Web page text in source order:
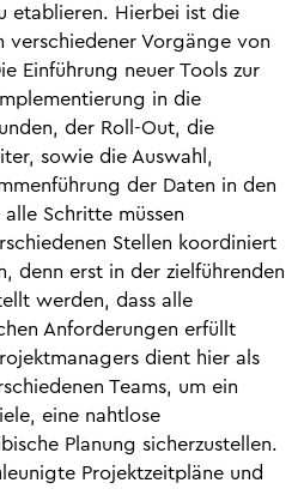
etablieren. Hierbei ist die
Vorgänge von
Einführung neuer Tools zur
in die
der Roll-Out, die
sowie die Auswahl,
der Daten in den
Schritte müssen
Stellen koordiniert
denn erst in der zielführenden
werden, dass alle
Anforderungen erfüllt
dient hier als
Teams, um ein
eine nahtlose
Planung sicherzustellen.
Projektzeitpläne und